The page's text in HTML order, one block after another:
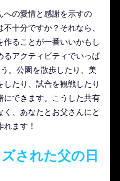
への愛情と感謝を示すの
十分ですか？それなら、
作ることが一番いいかもし
るアクティビティでいっぱ
。公園を散歩したり、美
たり、試合を観戦したり
にできます。こうした共有
、あなたとお父さんにと
ます！
された父の日